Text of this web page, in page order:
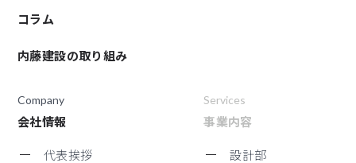
コラム
内藤建設の取り組み
Services
事業内容
設計部
Company
会社情報
代表挨拶